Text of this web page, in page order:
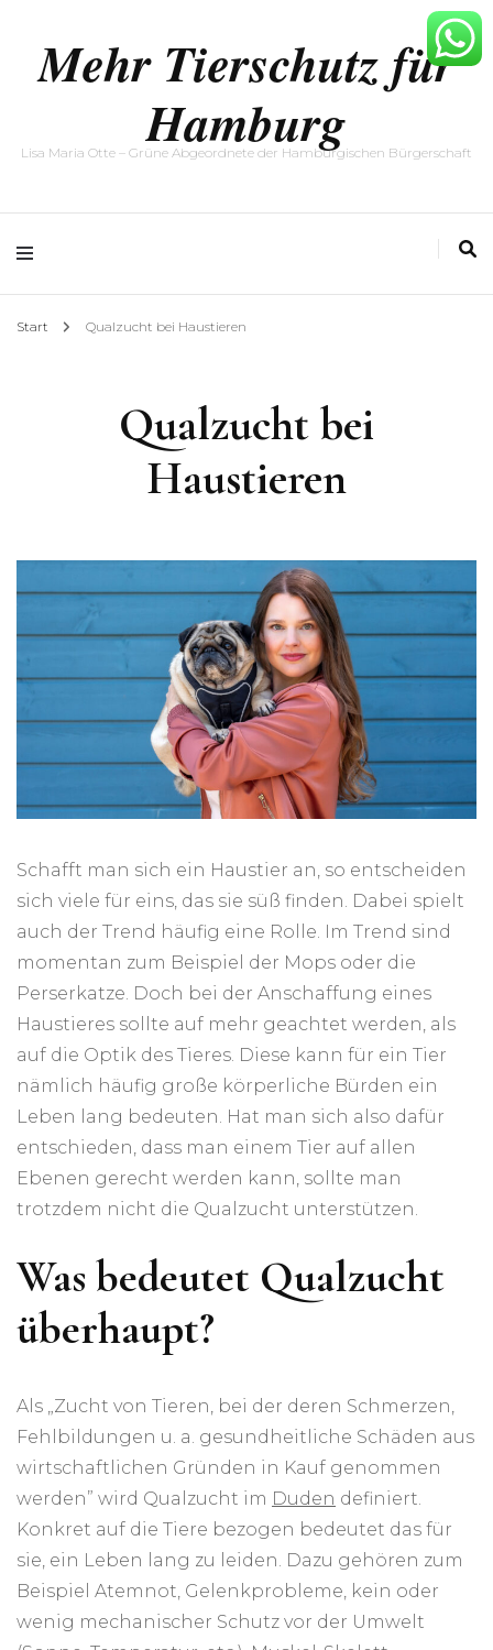
Mehr Tierschutz für
Hamburg
Lisa Maria Otte – Grüne Abgeordnete der Hamburgischen Bürgerschaft
Start Qualzucht bei Haustieren
Qualzucht bei
Haustieren
Schafft man sich ein Haustier an, so entscheiden
sich viele für eins, das sie süß finden. Dabei spielt
auch der Trend häufig eine Rolle. Im Trend sind
momentan zum Beispiel der Mops oder die
Perserkatze. Doch bei der Anschaffung eines
Haustieres sollte auf mehr geachtet werden, als
auf die Optik des Tieres. Diese kann für ein Tier
nämlich häufig große körperliche Bürden ein
Leben lang bedeuten. Hat man sich also dafür
entschieden, dass man einem Tier auf allen
Ebenen gerecht werden kann, sollte man
trotzdem nicht die Qualzucht unterstützen.
Was bedeutet Qualzucht
überhaupt?
Als „Zucht von Tieren, bei der deren Schmerzen,
Fehlbildungen u. a. gesundheitliche Schäden aus
wirtschaftlichen Gründen in Kauf genommen
werden” wird Qualzucht im Duden definiert.
Konkret auf die Tiere bezogen bedeutet das für
sie, ein Leben lang zu leiden. Dazu gehören zum
Beispiel Atemnot, Gelenkprobleme, kein oder
wenig mechanischer Schutz vor der Umwelt